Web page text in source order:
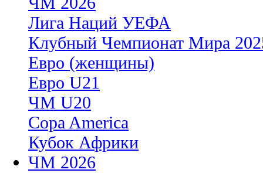
Лига Наций УЕФА
Клубный Чемпионат Мира
Евро (женщины)
Евро U21
ЧМ U20
Copa America
Кубок Африки
ЧМ 2026